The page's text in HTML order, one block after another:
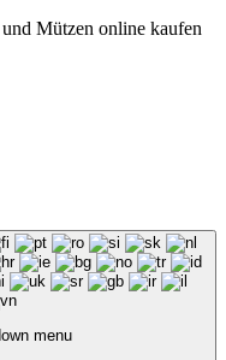
Mützen online kaufen